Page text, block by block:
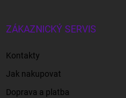
ZÁKAZNICKÝ SERVIS
Kontakty
Jak nakupovat
Doprava a platba